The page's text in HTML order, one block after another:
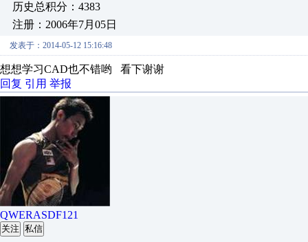
历史总积分：4383
注册：2006年7月05日
发表于：2014-05-12 15:16:48
想想学习CAD也不错哟 看下谢谢
回复 引用 举报
QWERASDF121
关注 私信